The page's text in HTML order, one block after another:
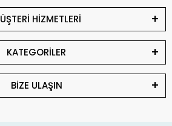
HİZMETLERİ
KATEGORİLER
BİZE ULAŞIN